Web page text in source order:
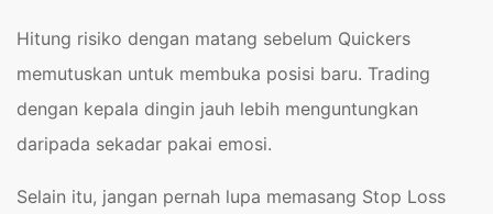
Hitung risiko dengan matang sebelum Quickers
memutuskan untuk membuka posisi baru. Trading
dengan kepala dingin jauh lebih menguntungkan
daripada sekadar pakai emosi.
Selain itu, jangan pernah lupa memasang Stop Loss